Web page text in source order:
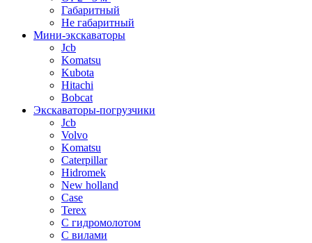
Габаритный
Не габаритный
Мини-экскаваторы
Jcb
Komatsu
Kubota
Hitachi
Bobcat
Экскаваторы-погрузчики
Jcb
Volvo
Komatsu
Caterpillar
Hidromek
New holland
Case
Terex
С гидромолотом
С вилами